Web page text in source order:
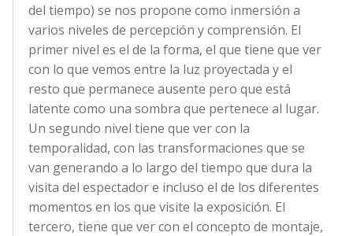
del tiempo) se nos propone como inmersión a
varios niveles de percepción y comprensión. El
primer nivel es el de la forma, el que tiene que ver
con lo que vemos entre la luz proyectada y el
resto que permanece ausente pero que está
latente como una sombra que pertenece al lugar.
Un segundo nivel tiene que ver con la
temporalidad, con las transformaciones que se
van generando a lo largo del tiempo que dura la
visita del espectador e incluso el de los diferentes
momentos en los que visite la exposición. El
tercero, tiene que ver con el concepto de montaje,